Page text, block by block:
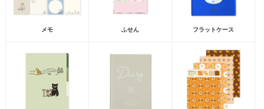
メモ ふせん フラットケース